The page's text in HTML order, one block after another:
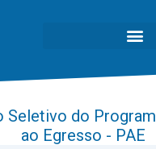
Seletivo do
ao Egresso - PAE